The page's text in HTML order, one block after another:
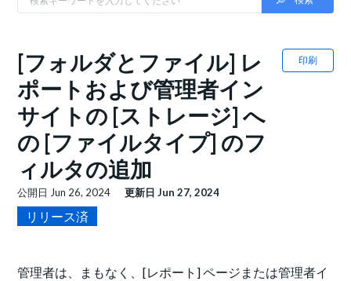
印刷
[フォルダとファイル] レ
ポートおよび管理者イン
サイトの [ストレージ] へ
の [ファイルタイプ] のフ
ィルタの追加
公開日 Jun 26, 2024 更新日Jun 27, 2024
リリース済
管理者は、まもなく、[レポート] ページまたは管理者イ